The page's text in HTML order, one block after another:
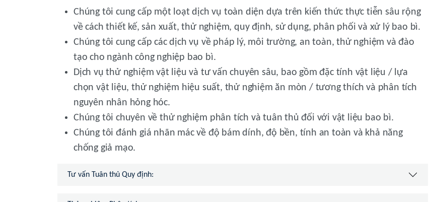
Chúng tôi cung cấp một loạt dịch vụ toàn diện dựa trên kiến thức thực tiễn sâu rộng
về cách thiết kế, sản xuất, thử nghiệm, quy định, sử dụng, phân phối và xử lý bao bì.
Chúng tôi cung cấp các dịch vụ về pháp lý, môi trường, an toàn, thử nghiệm và đào
tạo cho ngành công nghiệp bao bì.
Dịch vụ thử nghiệm vật liệu và tư vấn chuyên sâu, bao gồm đặc tính vật liệu / lựa
chọn vật liệu, thử nghiệm hiệu suất, thử nghiệm ăn mòn / tương thích và phân tích
nguyên nhân hỏng hóc.
Chúng tôi chuyên về thử nghiệm phân tích và tuân thủ đối với vật liệu bao bì.
Chúng tôi đánh giá nhãn mác về độ bám dính, độ bền, tính an toàn và khả năng
chống giả mạo.
Tư vấn Tuân thủ Quy định: